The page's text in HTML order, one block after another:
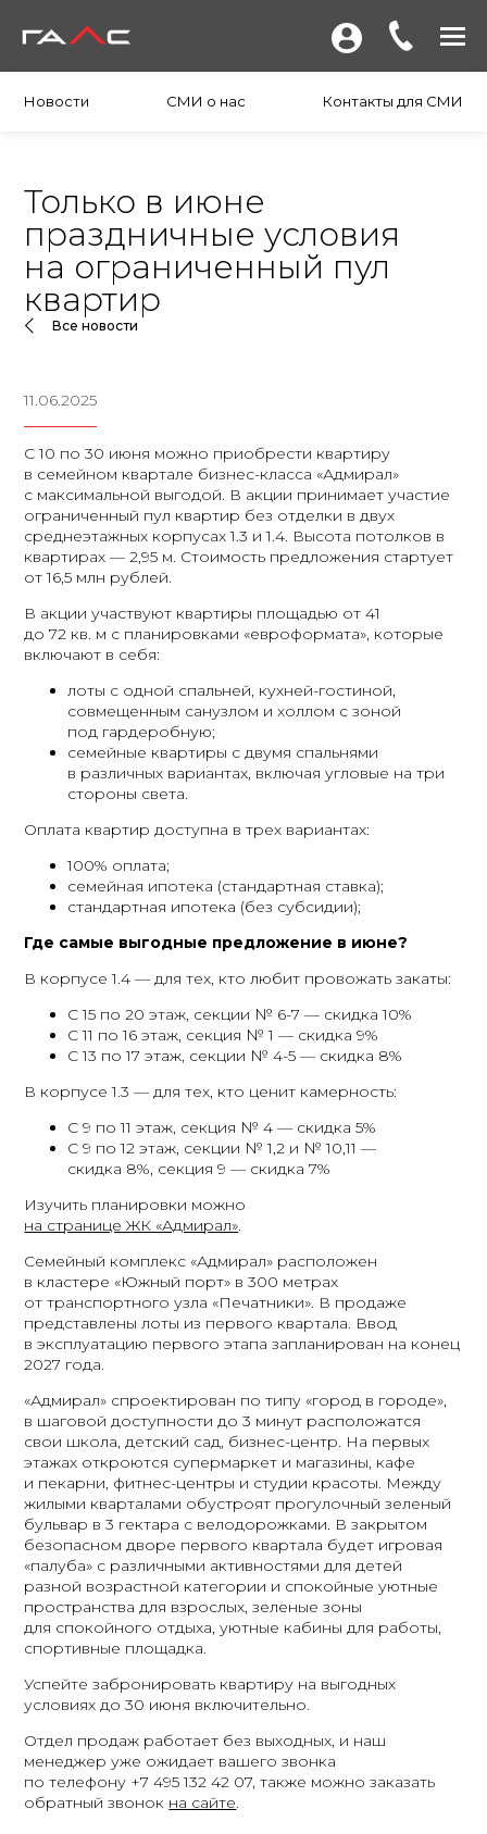
Новости СМИ о нас Контакты для СМИ
Только в июне
праздничные условия
на ограниченный пул
квартир
Все новости
11.06.2025
С 10 по 30 июня можно приобрести квартиру
в семейном квартале бизнес-класса «Адмирал»
с максимальной выгодой. В акции принимает участие
ограниченный пул квартир без отделки в двух
среднеэтажных корпусах 1.3 и 1.4. Высота потолков в
квартирах — 2,95 м. Стоимость предложения стартует
от 16,5 млн рублей.
В акции участвуют квартиры площадью от 41
до 72 кв. м с планировками «евроформата», которые
включают в себя:
лоты с одной спальней, кухней-гостиной,
совмещенным санузлом и холлом с зоной
под гардеробную;
семейные квартиры с двумя спальнями
в различных вариантах, включая угловые на три
стороны света.
Оплата квартир доступна в трех вариантах:
100% оплата;
семейная ипотека (стандартная ставка);
стандартная ипотека (без субсидии);
Где самые выгодные предложение в июне?
В корпусе 1.4 — для тех, кто любит провожать закаты:
С 15 по 20 этаж, секции № 6-7 — скидка 10%
С 11 по 16 этаж, секция № 1 — скидка 9%
С 13 по 17 этаж, секции № 4-5 — скидка 8%
В корпусе 1.3 — для тех, кто ценит камерность:
С 9 по 11 этаж, секция № 4 — скидка 5%
С 9 по 12 этаж, секции № 1,2 и № 10,11 —
скидка 8%, секция 9 — скидка 7%
Изучить планировки можно
на странице ЖК «Адмирал».
Семейный комплекс «Адмирал» расположен
в кластере «Южный порт» в 300 метрах
от транспортного узла «Печатники». В продаже
представлены лоты из первого квартала. Ввод
в эксплуатацию первого этапа запланирован на конец
2027 года.
«Адмирал» спроектирован по типу «город в городе»,
в шаговой доступности до 3 минут расположатся
свои школа, детский сад, бизнес-центр. На первых
этажах откроются супермаркет и магазины, кафе
и пекарни, фитнес-центры и студии красоты. Между
жилыми кварталами обустроят прогулочный зеленый
бульвар в 3 гектара с велодорожками. В закрытом
безопасном дворе первого квартала будет игровая
«палуба» с различными активностями для детей
разной возрастной категории и спокойные уютные
пространства для взрослых, зеленые зоны
для спокойного отдыха, уютные кабины для работы,
спортивные площадка.
Успейте забронировать квартиру на выгодных
условиях до 30 июня включительно.
Отдел продаж работает без выходных, и наш
менеджер уже ожидает вашего звонка
по телефону +7 495 132 42 07, также можно заказать
обратный звонок на сайте.